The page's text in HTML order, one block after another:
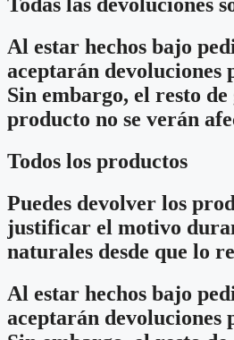
Todas las devoluciones
Al estar hechos bajo
aceptarán devoluciones
Sin embargo, el resto
producto no se verán
Todos los productos
Puedes devolver los
justificar el motivo
naturales desde que lo
Al estar hechos bajo
aceptarán devoluciones